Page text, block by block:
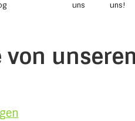
uns
uns!
von